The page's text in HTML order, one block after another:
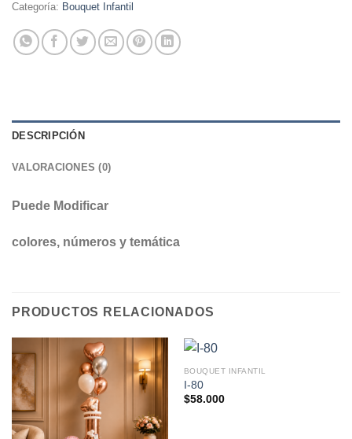
Categoría: Bouquet Infantil
DESCRIPCIÓN
VALORACIONES (0)
Puede Modificar
colores, números y temática
PRODUCTOS RELACIONADOS
BOUQUET INFANTIL
I-80
$58.000